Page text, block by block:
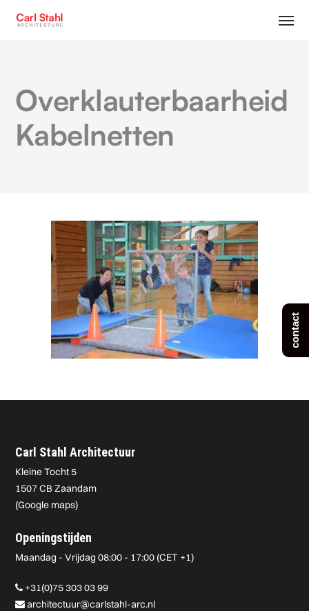
Overklauterbaarheid
Kabelnetten
Carl Stahl Architectuur
Kleine Tocht 5
1507 CB Zaandam
(Google maps)
Openingstijden
Maandag - Vrijdag 08:00 - 17:00 (CET +1)
+31(0)75 303 03 99
architectuur@carlstahl-arc.nl
contact